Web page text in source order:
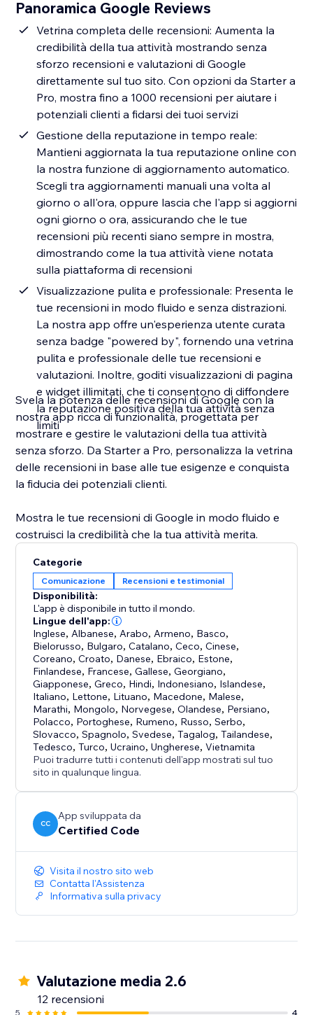
Panoramica Google Reviews
Vetrina completa delle recensioni: Aumenta la
credibilità della tua attività mostrando senza
sforzo recensioni e valutazioni di Google
direttamente sul tuo sito. Con opzioni da Starter a
Pro, mostra fino a 1000 recensioni per aiutare i
potenziali clienti a fidarsi dei tuoi servizi
Gestione della reputazione in tempo reale:
Mantieni aggiornata la tua reputazione online con
la nostra funzione di aggiornamento automatico.
Scegli tra aggiornamenti manuali una volta al
giorno o all'ora, oppure lascia che l'app si aggiorni
ogni giorno o ora, assicurando che le tue
recensioni più recenti siano sempre in mostra,
dimostrando come la tua attività viene notata
sulla piattaforma di recensioni
Visualizzazione pulita e professionale: Presenta le
tue recensioni in modo fluido e senza distrazioni.
La nostra app offre un'esperienza utente curata
senza badge "powered by", fornendo una vetrina
pulita e professionale delle tue recensioni e
valutazioni. Inoltre, goditi visualizzazioni di pagina
e widget illimitati, che ti consentono di diffondere
la reputazione positiva della tua attività senza
limiti
Svela la potenza delle recensioni di Google con la
nostra app ricca di funzionalità, progettata per
mostrare e gestire le valutazioni della tua attività
senza sforzo. Da Starter a Pro, personalizza la vetrina
delle recensioni in base alle tue esigenze e conquista
la fiducia dei potenziali clienti.
Mostra le tue recensioni di Google in modo fluido e
costruisci la credibilità che la tua attività merita.
Categorie
Comunicazione Recensioni e testimonial
Disponibilità:
L'app è disponibile in tutto il mondo.
Lingue dell'app:
Inglese, Albanese, Arabo, Armeno, Basco,
Bielorusso, Bulgaro,Catalano,Ceco,Cinese,
Coreano,Croato, Danese, Ebraico, Estone,
Finlandese, Francese,Gallese,Georgiano,
Giapponese,Greco, Hindi, Indonesiano, Islandese,
Italiano, Lettone, Lituano, Macedone, Malese,
Marathi, Mongolo, Norvegese,Olandese, Persiano,
Polacco, Portoghese, Rumeno, Russo,Serbo,
Slovacco,Spagnolo,Svedese,Tagalog,Tailandese,
Tedesco,Turco,Ucraino,Ungherese,Vietnamita
Puoi tradurre tutti i contenuti dell'app mostrati sul tuo
sito in qualunque lingua.
CC
App sviluppata da
Certified Code
Visita il nostro sito web
Contatta l'Assistenza
Informativa sulla privacy
Valutazione media 2.6
12 recensioni
5
4